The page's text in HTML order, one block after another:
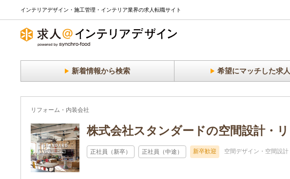
インテリアデザイン・施工管理・インテリア業界の求人転職サイト
新着情報から検索 希望にマッチした求人
リフォーム・内装会社
株式会社スタンダードの空間設計・
正社員（新卒） 正社員（中途） 新卒歓迎 空間デザイン・空間設計